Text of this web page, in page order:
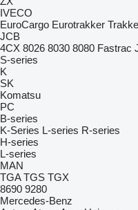
IVECO
EuroCargo Eurotrakker
JCB
4CX 8026 8030 8080 Fastrac
S-series
K
SK
Komatsu
PC
B-series
K-Series L-series R-series
H-series
L-series
MAN
TGA TGS TGX
8690 9280
Mercedes-Benz